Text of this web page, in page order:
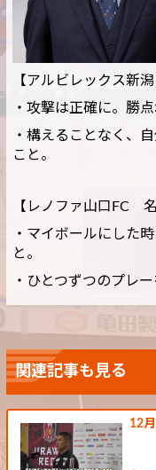
【アルビレックス新
・攻撃は正確に。勝
・構えることなく、
こと。
【レノファ山口FC
・マイボールにした
と。
・ひとつずつのプレ
関連記事も見る
12